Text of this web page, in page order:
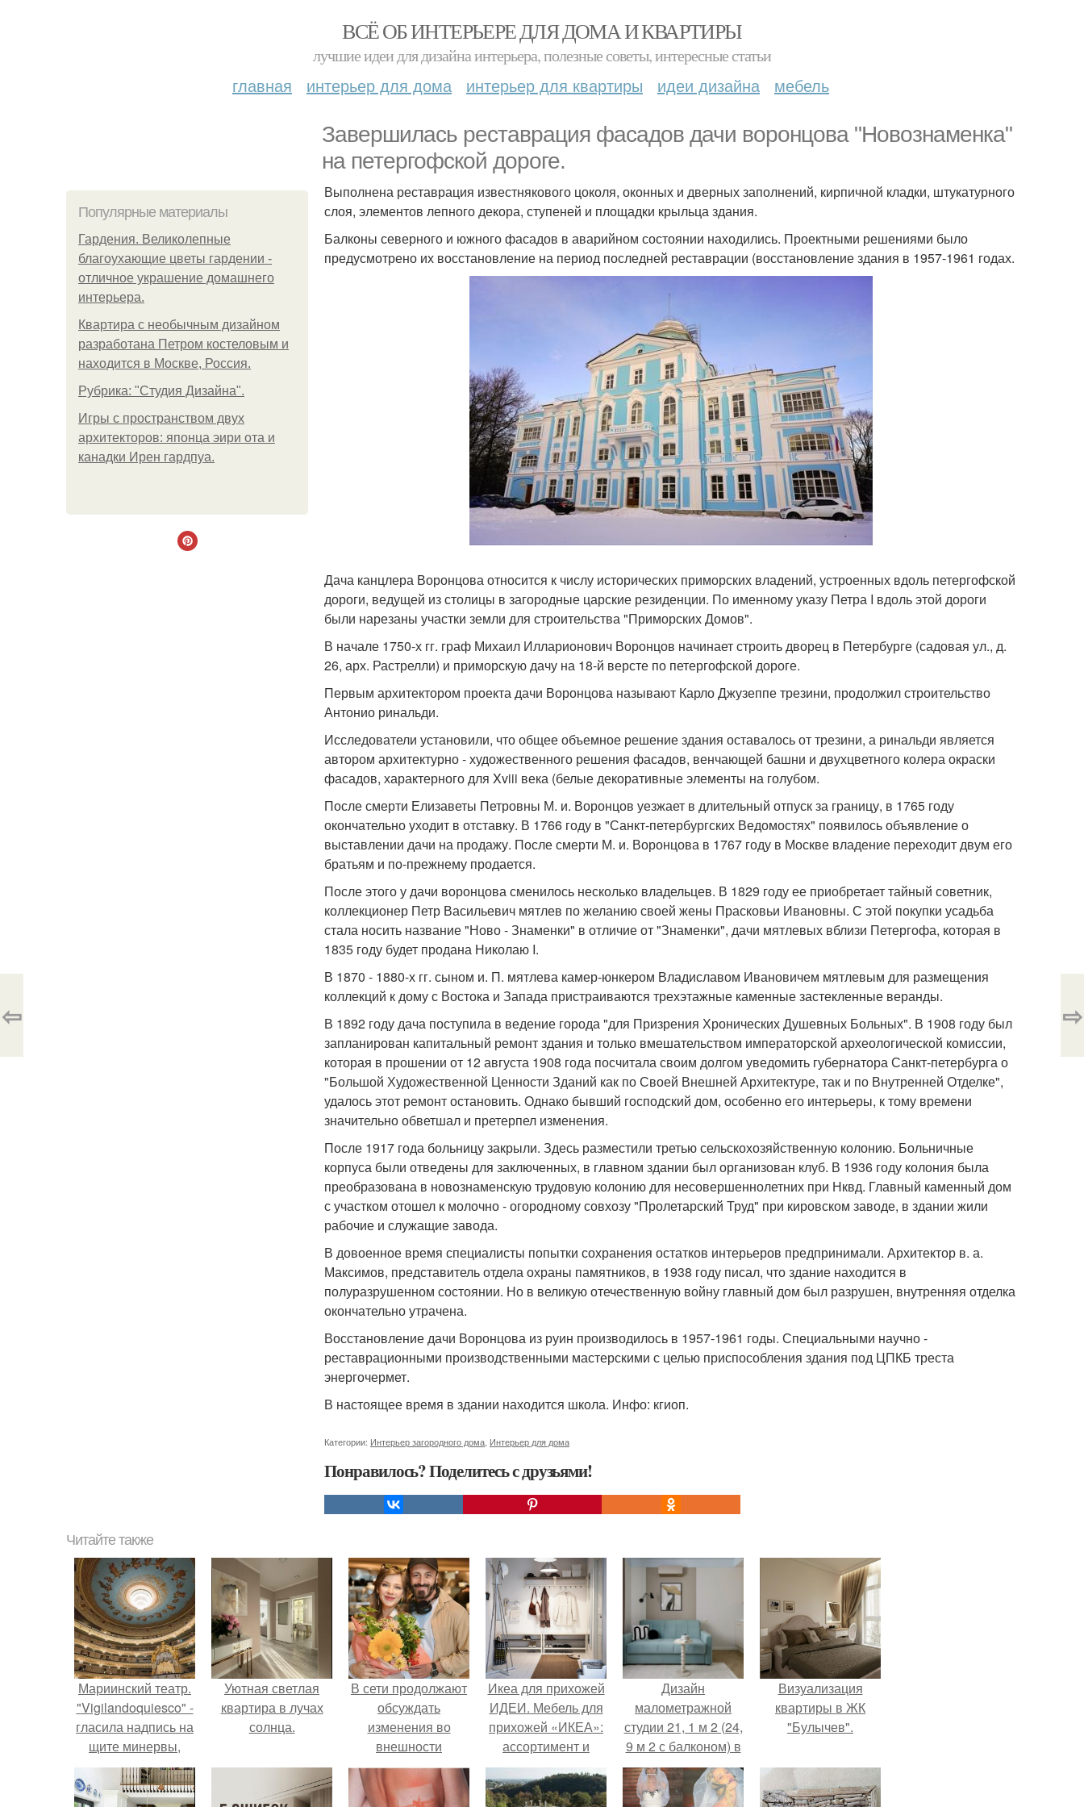
ВСЁ ОБ ИНТЕРЬЕРЕ ДЛЯ ДОМА И КВАРТИРЫ
лучшие идеи для дизайна интерьера, полезные советы, интересные статьи
главная интерьер для дома интерьер для квартиры идеи дизайна мебель
Завершилась реставрация фасадов дачи воронцова "Новознаменка"
на петергофской дороге.
Популярные материалы
Гардения. Великолепные
благоухающие цветы гардении -
отличное украшение домашнего
интерьера.
Квартира с необычным дизайном
разработана Петром костеловым и
находится в Москве, Россия.
Рубрика: "Студия Дизайна".
Игры с пространством двух
архитекторов: японца эири ота и
канадки Ирен гардпуа.
Выполнена реставрация известнякового цоколя, оконных и дверных заполнений, кирпичной кладки, штукатурного
слоя, элементов лепного декора, ступеней и площадки крыльца здания.
Балконы северного и южного фасадов в аварийном состоянии находились. Проектными решениями было
предусмотрено их восстановление на период последней реставрации (восстановление здания в 1957-1961 годах.
Дача канцлера Воронцова относится к числу исторических приморских владений, устроенных вдоль петергофской
дороги, ведущей из столицы в загородные царские резиденции. По именному указу Петра I вдоль этой дороги
были нарезаны участки земли для строительства "Приморских Домов".
В начале 1750-х гг. граф Михаил Илларионович Воронцов начинает строить дворец в Петербурге (садовая ул., д.
26, арх. Растрелли) и приморскую дачу на 18-й версте по петергофской дороге.
Первым архитектором проекта дачи Воронцова называют Карло Джузеппе трезини, продолжил строительство
Антонио ринальди.
Исследователи установили, что общее объемное решение здания оставалось от трезини, а ринальди является
автором архитектурно - художественного решения фасадов, венчающей башни и двухцветного колера окраски
фасадов, характерного для Xviii века (белые декоративные элементы на голубом.
После смерти Елизаветы Петровны М. и. Воронцов уезжает в длительный отпуск за границу, в 1765 году
окончательно уходит в отставку. В 1766 году в "Санкт-петербургских Ведомостях" появилось объявление о
выставлении дачи на продажу. После смерти М. и. Воронцова в 1767 году в Москве владение переходит двум его
братьям и по-прежнему продается.
После этого у дачи воронцова сменилось несколько владельцев. В 1829 году ее приобретает тайный советник,
коллекционер Петр Васильевич мятлев по желанию своей жены Прасковьи Ивановны. С этой покупки усадьба
стала носить название "Ново - Знаменки" в отличие от "Знаменки", дачи мятлевых вблизи Петергофа, которая в
1835 году будет продана Николаю I.
В 1870 - 1880-х гг. сыном и. П. мятлева камер-юнкером Владиславом Ивановичем мятлевым для размещения
коллекций к дому с Востока и Запада пристраиваются трехэтажные каменные застекленные веранды.
В 1892 году дача поступила в ведение города "для Призрения Хронических Душевных Больных". В 1908 году был
запланирован капитальный ремонт здания и только вмешательством императорской археологической комиссии,
которая в прошении от 12 августа 1908 года посчитала своим долгом уведомить губернатора Санкт-петербурга о
"Большой Художественной Ценности Зданий как по Своей Внешней Архитектуре, так и по Внутренней Отделке",
удалось этот ремонт остановить. Однако бывший господский дом, особенно его интерьеры, к тому времени
значительно обветшал и претерпел изменения.
После 1917 года больницу закрыли. Здесь разместили третью сельскохозяйственную колонию. Больничные
корпуса были отведены для заключенных, в главном здании был организован клуб. В 1936 году колония была
преобразована в новознаменскую трудовую колонию для несовершеннолетних при Нквд. Главный каменный дом
с участком отошел к молочно - огородному совхозу "Пролетарский Труд" при кировском заводе, в здании жили
рабочие и служащие завода.
В довоенное время специалисты попытки сохранения остатков интерьеров предпринимали. Архитектор в. а.
Максимов, представитель отдела охраны памятников, в 1938 году писал, что здание находится в
полуразрушенном состоянии. Но в великую отечественную войну главный дом был разрушен, внутренняя отделка
окончательно утрачена.
Восстановление дачи Воронцова из руин производилось в 1957-1961 годы. Специальными научно -
реставрационными производственными мастерскими с целью приспособления здания под ЦПКБ треста
энергочермет.
В настоящее время в здании находится школа. Инфо: кгиоп.
Категории: Интерьер загородного дома Интерьер для дома
Понравилось? Поделитесь с друзьями!
⇦ ⇨
Читайте также
Мариинский театр.
"Vigilandoquiesco" -
гласила надпись на
щите минервы,
сидящей над
входом нового
Уютная светлая
квартира в лучах
солнца.
В сети продолжают
обсуждать
изменения во
внешности
актрисы.
Икеа для прихожей
ИДЕИ. Мебель для
прихожей «ИКЕА»:
ассортимент и
функциональные
особенности
Дизайн
малометражной
студии 21, 1 м 2 (24,
9 м 2 с балконом) в
Краснодаре.
Визуализация
квартиры в ЖК
"Булычев".